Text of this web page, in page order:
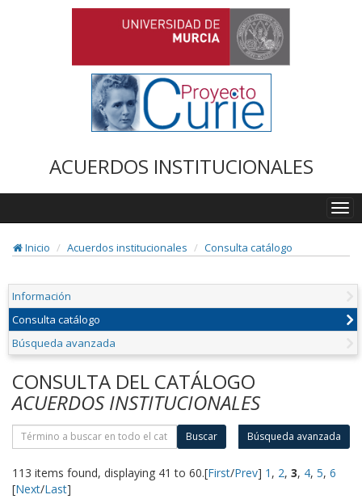
ACUERDOS INSTITUCIONALES
Inicio
Acuerdos institucionales Consulta catálogo
Información
Consulta catálogo
Búsqueda avanzada
CONSULTA DEL CATÁLOGO
ACUERDOS INSTITUCIONALES
Buscar Búsqueda avanzada
113 items found, displaying 41 to 60.[First/Prev] 1 , 2, 3, 4, 5, 6
[Next/Last]